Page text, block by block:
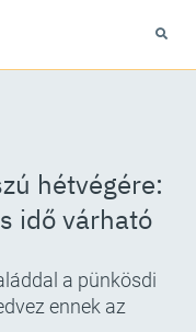
hétvégére:
idő várható
a pünkösdi
ennek az